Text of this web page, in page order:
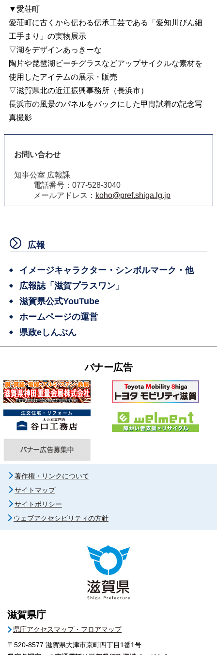
▼愛荘町
愛荘町に古くから伝わる伝承工芸である「愛知川びん細
工手まり」の実物展示
▽湖をデザインあっきーな
陶片や琵琶湖ビーチグラスなどアップサイクルな素材を
使用したアイテムの展示・販売
▽滋賀県北の近江振興事務所（長浜市）
長浜市の風景のパネルをバックにした甲冑試着の記念写
真撮影
お問い合わせ
知事公室 広報課
電話番号：077-528-3040
メールアドレス： koho@pref.shiga.lg.jp
広報
イメージキャラクター・シンボルマーク・他
広報誌「滋賀プラスワン」
滋賀県公式YouTube
ホームページの運営
県政eしんぶん
バナー広告
著作権・リンクについて
サイトマップ
サイトポリシー
ウェブアクセシビリティの方針
滋賀県庁
県庁アクセスマップ・フロアマップ
〒520-8577 滋賀県大津市京町四丁目1番1号